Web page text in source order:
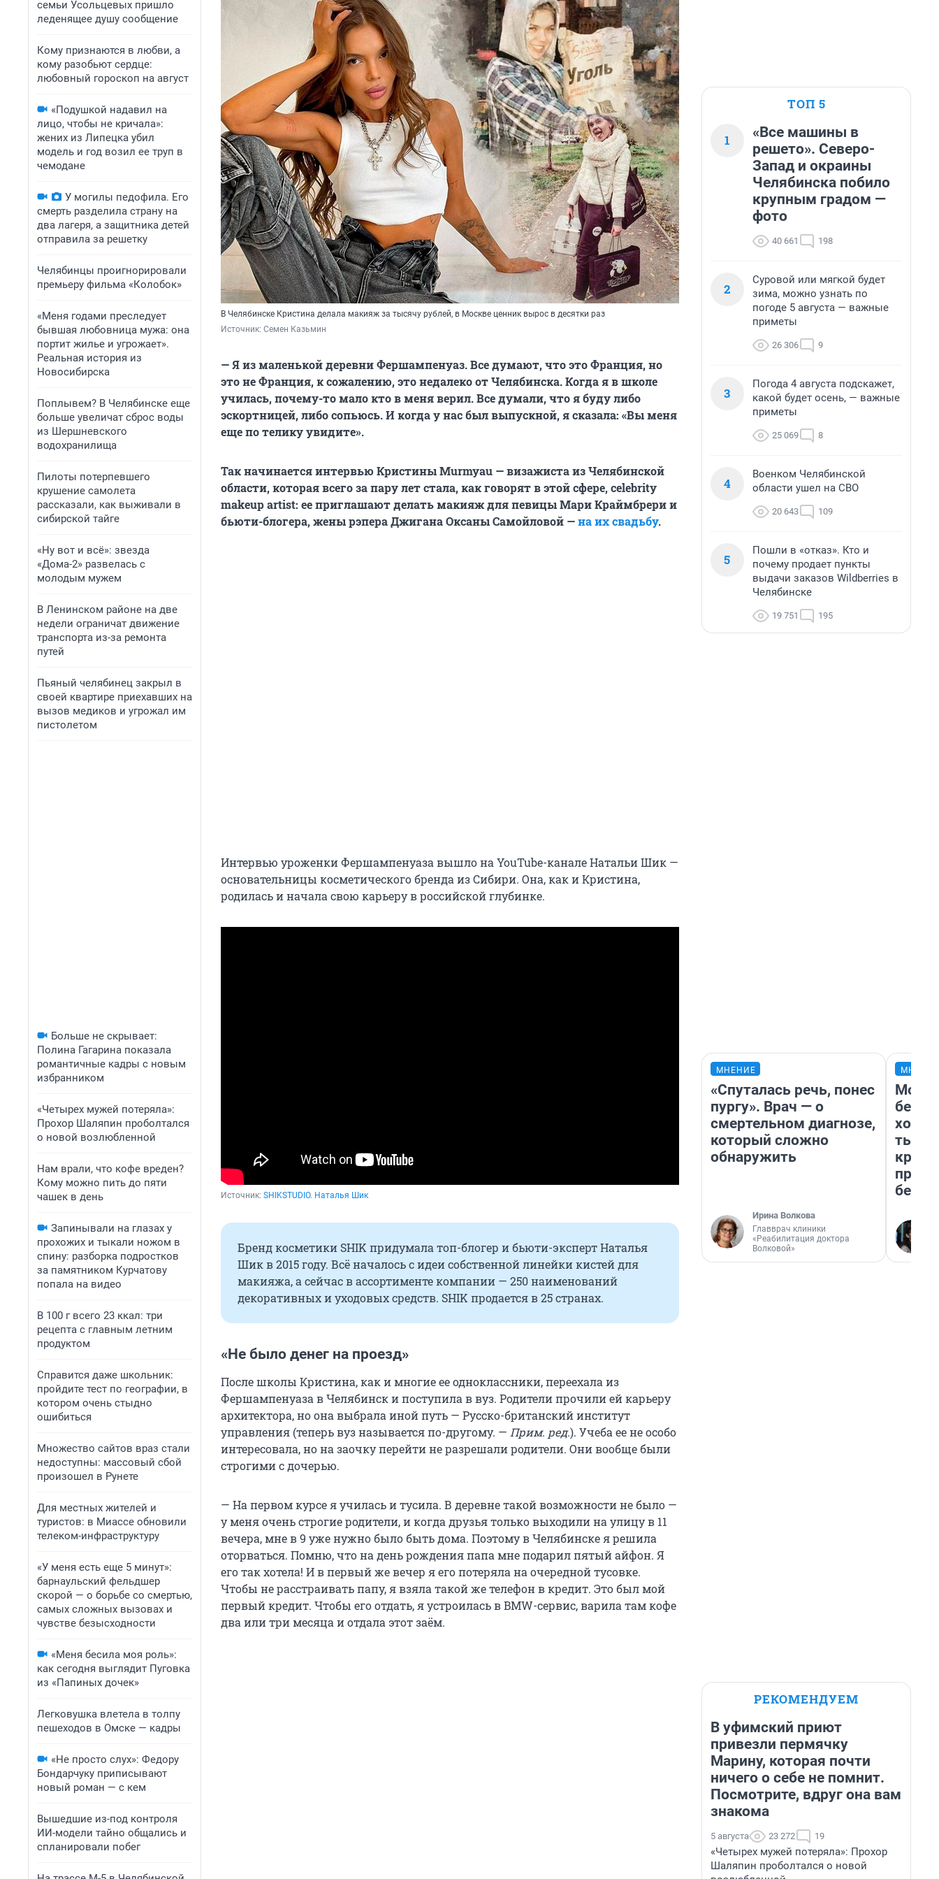
семьи Усольцевых пришло
леденящее душу сообщение
Кому признаются в любви, а
кому разобьют сердце:
любовный гороскоп на август
«Подушкой надавил на
лицо, чтобы не кричала»:
жених из Липецка убил
модель и год возил ее труп в
чемодане
У могилы педофила. Его
смерть разделила страну на
два лагеря, а защитника детей
отправила за решетку
Челябинцы проигнорировали
премьеру фильма «Колобок»
«Меня годами преследует
бывшая любовница мужа: она
портит жилье и угрожает».
Реальная история из
Новосибирска
Поплывем? В Челябинске еще
больше увеличат сброс воды
из Шершневского
водохранилища
Пилоты потерпевшего
крушение самолета
рассказали, как выживали в
сибирской тайге
«Ну вот и всё»: звезда
«Дома-2» развелась с
молодым мужем
В Ленинском районе на две
недели ограничат движение
транспорта из-за ремонта
путей
Пьяный челябинец закрыл в
своей квартире приехавших на
вызов медиков и угрожал им
пистолетом
Больше не скрывает:
Полина Гагарина показала
романтичные кадры с новым
избранником
«Четырех мужей потеряла»:
Прохор Шаляпин проболтался
о новой возлюбленной
Нам врали, что кофе вреден?
Кому можно пить до пяти
чашек в день
Запинывали на глазах у
прохожих и тыкали ножом в
спину: разборка подростков
за памятником Курчатову
попала на видео
В 100 г всего 23 ккал: три
рецепта с главным летним
продуктом
Справится даже школьник:
пройдите тест по географии, в
котором очень стыдно
ошибиться
Множество сайтов враз стали
недоступны: массовый сбой
произошел в Рунете
Для местных жителей и
туристов: в Миассе обновили
телеком-инфраструктуру
«У меня есть еще 5 минут»:
барнаульский фельдшер
скорой — о борьбе со смертью,
самых сложных вызовах и
чувстве безысходности
«Меня бесила моя роль»:
как сегодня выглядит Пуговка
из «Папиных дочек»
Легковушка влетела в толпу
пешеходов в Омске — кадры
«Не просто слух»: Федору
Бондарчуку приписывают
новый роман — с кем
Вышедшие из-под контроля
ИИ-модели тайно общались и
спланировали побег
В Челябинске Кристина делала макияж за тысячу рублей, в Москве ценник вырос в десятки раз
Источник: Семен Казьмин
— Я из маленькой деревни Фершампенуаз. Все думают, что это Франция, но
это не Франция, к сожалению, это недалеко от Челябинска. Когда я в школе
училась, почему-то мало кто в меня верил. Все думали, что я буду либо
эскортницей, либо сопьюсь. И когда у нас был выпускной, я сказала: «Вы меня
еще по телику увидите».
Так начинается интервью Кристины Murmyau — визажиста из Челябинской
области, которая всего за пару лет стала, как говорят в этой сфере, сelebrity
makeup artist: ее приглашают делать макияж для певицы Мари Краймбрери и
бьюти-блогера, жены рэпера Джигана Оксаны Самойловой —на их свадьбу.
Интервью уроженки Фершампенуаза вышло на YouTube-канале Натальи Шик —
основательницы косметического бренда из Сибири. Она, как и Кристина,
родилась и начала свою карьеру в российской глубинке.
Источник: SHIKSTUDIO. Наталья Шик
Бренд косметики SHIK придумала топ-блогер и бьюти-эксперт Наталья
Шик в 2015 году. Всё началось с идеи собственной линейки кистей для
макияжа, а сейчас в ассортименте компании — 250 наименований
декоративных и уходовых средств. SHIK продается в 25 странах.
«Не было денег на проезд»
После школы Кристина, как и многие ее одноклассники, переехала из
Фершампенуаза в Челябинск и поступила в вуз. Родители прочили ей карьеру
архитектора, но она выбрала иной путь — Русско-британский институт
управления (теперь вуз называется по-другому. — Прим. ред.). Учеба ее не особо
интересовала, но на заочку перейти не разрешали родители. Они вообще были
строгими с дочерью.
— На первом курсе я училась и тусила. В деревне такой возможности не было —
у меня очень строгие родители, и когда друзья только выходили на улицу в 11
вечера, мне в 9 уже нужно было быть дома. Поэтому в Челябинске я решила
оторваться. Помню, что на день рождения папа мне подарил пятый айфон. Я
его так хотела! И в первый же вечер я его потеряла на очередной тусовке.
Чтобы не расстраивать папу, я взяла такой же телефон в кредит. Это был мой
первый кредит. Чтобы его отдать, я устроилась в BMW-сервис, варила там кофе
два или три месяца и отдала этот заём.
ТОП 5
1
«Все машины в
решето». Северо-
Запад и окраины
Челябинска побило
крупным градом —
фото
40 661 198
2
Суровой или мягкой будет
зима, можно узнать по
погоде 5 августа — важные
приметы
26 306 9
3
Погода 4 августа подскажет,
какой будет осень, — важные
приметы
25 069 8
4
Военком Челябинской
области ушел на СВО
20 643 109
5
Пошли в «отказ». Кто и
почему продает пункты
выдачи заказов Wildberries в
Челябинске
19 751 195
МНЕНИЕ
«Спуталась речь, понес
пургу». Врач — о
смертельном диагнозе,
который сложно
обнаружить
Ирина Волкова
Главврач клиники
«Реабилитация доктора
Волковой»
Мой
РЕКОМЕНДУЕМ
В уфимский приют
привезли пермячку
Марину, которая почти
ничего о себе не помнит.
Посмотрите, вдруг она вам
знакома
5 августа 23 272 19
«Четырех мужей потеряла»: Прохор
Шаляпин проболтался о новой